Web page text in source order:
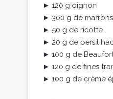
► 120 g oignon
► 300 g de
► 50 g de ricotte
► 20 g de persil
► 100 g de
► 120 g de fines
► 100 g de crème